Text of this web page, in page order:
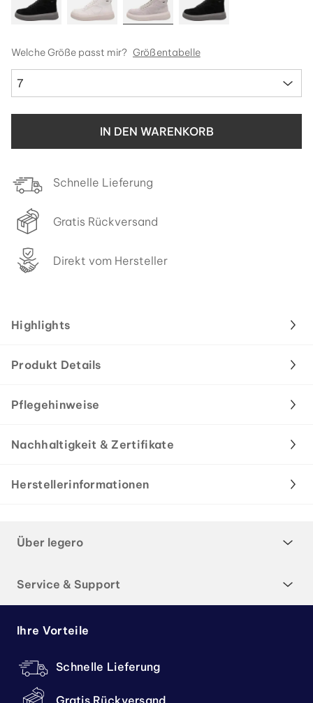
Welche Größe passt mir? Größentabelle
7
IN DEN WARENKORB
Schnelle Lieferung
Gratis Rückversand
Direkt vom Hersteller
Highlights
Produkt Details
Pflegehinweise
Nachhaltigkeit & Zertifikate
Herstellerinformationen
Über legero
Service & Support
Ihre Vorteile
Schnelle Lieferung
Gratis Rückversand